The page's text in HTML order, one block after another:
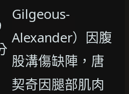
Gilgeous-
Alexander）因腹
股溝傷缺陣，唐
契奇因腿部肌肉